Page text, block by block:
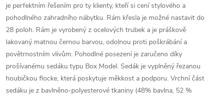
je perfektním řešením pro ty klienty, kteří si cení stylového a
pohodlného zahradního nábytku. Rám křesla je možné nastavit do
28 poloh. Rám je vyrobený z ocelových trubek a je práškově
lakovaný matnou černou barvou, odolnou proti poškrábání a
povětrnostním vlivům. Pohodlné posezení je zaručeno díky
prošívanému sedáku typu Box Model. Sedák je vyplněný řezanou
houbičkou flocke, která poskytuje měkkost a podporu. Vrchní část
sedáku je z bavlněno-polyesterové tkaniny (48% bavlna, 52 %